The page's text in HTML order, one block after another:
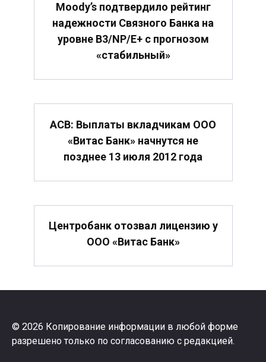
Moody’s подтвердило рейтинг
надежности Связного Банка на
уровне B3/NP/E+ с прогнозом
«стабильный»
АСВ: Выплаты вкладчикам ООО
«Витас Банк» начнутся не
позднее 13 июля 2012 года
Центробанк отозвал лицензию у
ООО «Витас Банк»
© 2026 Копирование информации в любой форме
разрешено только по согласованию с редакцией.